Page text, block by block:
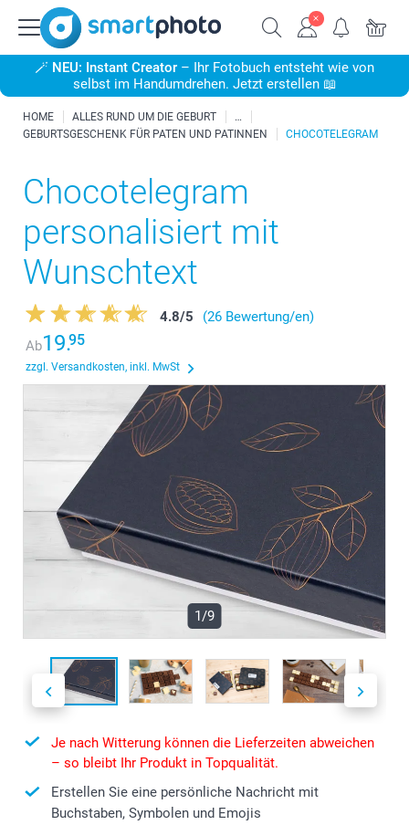
🪄 NEU: Instant Creator – Ihr Fotobuch entsteht wie von
selbst im Handumdrehen. Jetzt erstellen 📖
HOME
ALLES RUND UM DIE GEBURT
GEBURTSGESCHENK FÜR PATEN UND PATINNEN
CHOCOTELEGRAM
Chocotelegram
personalisiert mit
Wunschtext
4.8/5
(26 Bewertung/en)
Ab19.95
zzgl. Versandkosten, inkl. MwSt
1/9
Je nach Witterung können die Lieferzeiten abweichen
– so bleibt Ihr Produkt in Topqualität.
Erstellen Sie eine persönliche Nachricht mit
Buchstaben, Symbolen und Emojis